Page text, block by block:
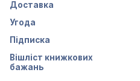
Доставка
Угода
Підписка
Вішліст книжкових
бажань